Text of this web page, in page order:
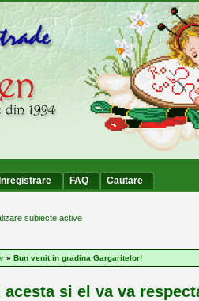
Inregistrare FAQ Cautare
subiecte active
» Bun venit in gradina Gargaritelor!
si el va va